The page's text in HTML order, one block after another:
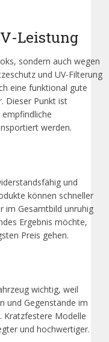
Leistung
sondern auch wegen
und UV-Filterung
eine funktional gute
Dieser Punkt ist
werden.
und
können schneller
im Gesamtbild unruhig
Ergebnis möchte,
Preis gehen.
wichtig, weil
und Gegenstände im
Kratzfestere Modelle
und hochwertiger.